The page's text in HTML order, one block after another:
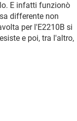
E infatti funzionò
differente non
per l'E2210B si
e poi, tra l'altro,